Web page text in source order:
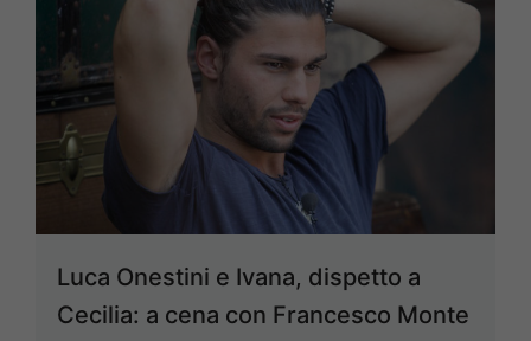
Luca Onestini e Ivana, dispetto a
Cecilia: a cena con Francesco Monte